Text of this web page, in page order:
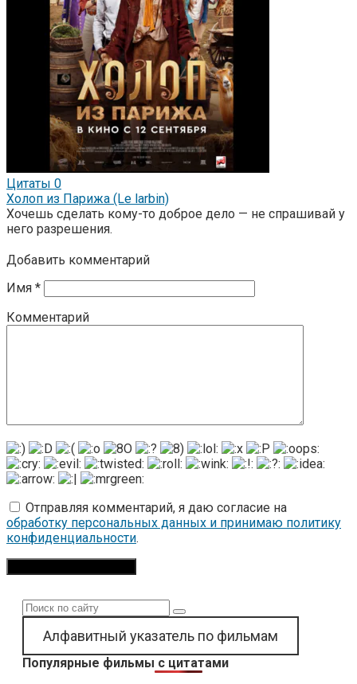
Цитаты 0
Холоп из Парижа (Le larbin)
Хочешь сделать кому-то доброе дело — не спрашивай у
него разрешения.
Добавить комментарий
Имя *
Комментарий
Отправляя комментарий, я даю согласие на
обработку персональных данных и принимаю политику
конфиденциальности.
Поиск:
Алфавитный указатель по фильмам
Популярные фильмы с цитатами